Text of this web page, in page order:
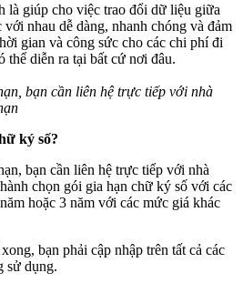
là giúp cho việc trao đổi dữ liệu giữa
nhau dễ dàng, nhanh chóng và đảm
gian và công sức cho các chi phí đi
diễn ra tại bất cứ nơi đâu.
bạn cần liên hệ trực tiếp với nhà
ký số?
bạn cần liên hệ trực tiếp với nhà
chọn gói gia hạn chữ ký số với các
hoặc 3 năm với các mức giá khác
xong, bạn phải cập nhập trên tất cả các
sử dụng.